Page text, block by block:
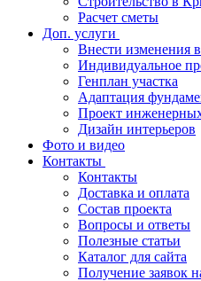
Расчет сметы
Доп. услуги
Внести изменения
Индивидуальное
Генплан участка
Адаптация
Проект
Дизайн интерьеров
Фото и видео
Контакты
Контакты
Доставка и оплата
Состав проекта
Вопросы и ответы
Полезные статьи
Каталог для сайта
Получение заявок